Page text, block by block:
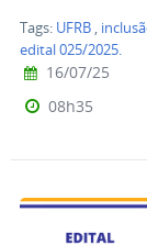
Tags: UFRB,
edital 025/2025.
16/07/25
08h35